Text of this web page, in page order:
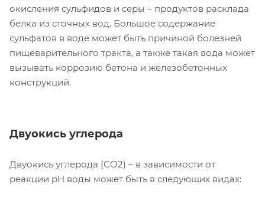
окисления сульфидов и серы – продуктов расклада
белка из сточных вод. Большое содержание
сульфатов в воде может быть причиной болезней
пищеварительного тракта, а также такая вода может
вызывать коррозию бетона и железобетонных
конструкций.
Двуокись углерода
Двуокись углерода (CO2) – в зависимости от
реакции pH воды может быть в следующих видах: